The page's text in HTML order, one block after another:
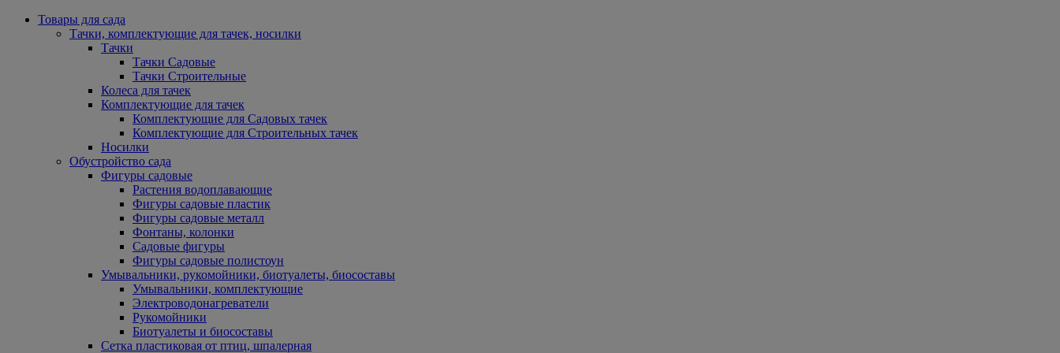
Товары для сада
Тачки, комплектующие для тачек, носилки
Тачки
Тачки Садовые
Тачки Строительные
Колеса для тачек
Комплектующие для тачек
Комплектующие для Садовых тачек
Комплектующие для Строительных тачек
Носилки
Обустройство сада
Фигуры садовые
Растения водоплавающие
Фигуры садовые пластик
Фигуры садовые металл
Фонтаны, колонки
Садовые фигуры
Фигуры садовые полистоун
Умывальники, рукомойники, биотуалеты, биосоставы
Умывальники, комплектующие
Электроводонагреватели
Рукомойники
Биотуалеты и биосоставы
Сетка пластиковая от птиц, шпалерная